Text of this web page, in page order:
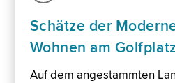
Schätze der
Wohnen am
Auf dem angestammten